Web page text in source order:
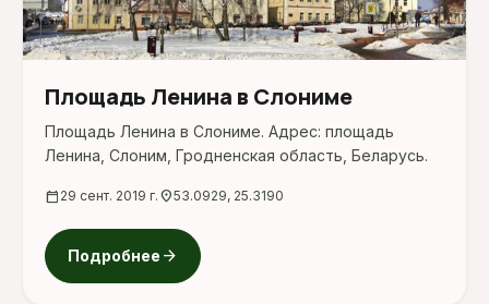
Площадь Ленина в Слониме
Площадь Ленина в Слониме. Адрес: площадь
Ленина, Слоним, Гродненская область, Беларусь.
calendar_today 29 сент. 2019 г. location_on53.0929, 25.3190
Подробнее arrow_forward